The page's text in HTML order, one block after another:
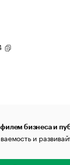
бизнеса и
и